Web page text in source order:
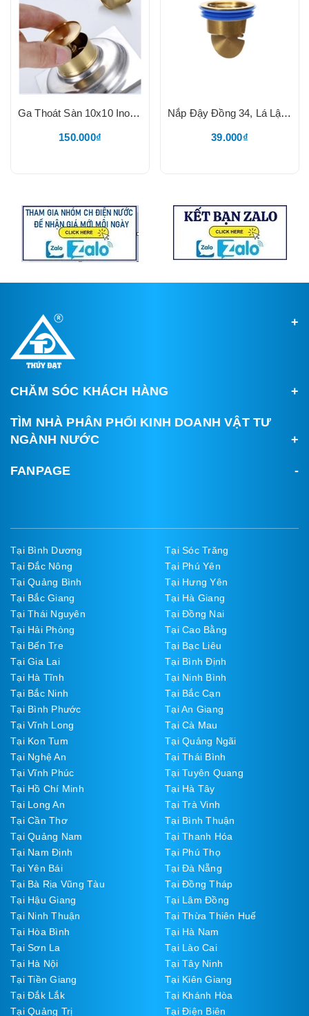
Ga Thoát Sàn 10x10 Inox 304 Bóng, Thoát Đồng Loxo, Mặt Quả Táo, Lắp Ống 49-90
150.000₫
Nắp Đậy Đồng 34, Lá Lật 1 Chiều, Đặt Ga Thoát Sàn, Chống Mùi Hôi, Chống Côn Trung, Lắp Vừa Lỗ Xả 34mm, TQ
39.000₫
CHĂM SÓC KHÁCH HÀNG
TÌM NHÀ PHÂN PHỐI KINH DOANH VẬT TƯ
NGÀNH NƯỚC
FANPAGE
Tại Bình Dương
Tại Sóc Trăng
Tại Đắc Nông
Tại Phú Yên
Tại Quảng Bình
Tại Hưng Yên
Tại Bắc Giang
Tại Hà Giang
Tại Thái Nguyên
Tại Đồng Nai
Tại Hải Phòng
Tại Cao Bằng
Tại Bến Tre
Tại Bạc Liêu
Tại Gia Lai
Tại Bình Định
Tại Hà Tĩnh
Tại Ninh Bình
Tại Bắc Ninh
Tại Bắc Cạn
Tại Bình Phước
Tại An Giang
Tại Vĩnh Long
Tại Cà Mau
Tại Kon Tum
Tại Quảng Ngãi
Tại Nghệ An
Tại Thái Bình
Tại Vĩnh Phúc
Tại Tuyên Quang
Tại Hồ Chí Minh
Tại Hà Tây
Tại Long An
Tại Trà Vinh
Tại Cần Thơ
Tại Bình Thuận
Tại Quảng Nam
Tại Thanh Hóa
Tại Nam Định
Tại Phú Thọ
Tại Yên Bái
Tại Đà Nẵng
Tại Bà Rịa Vũng Tàu
Tại Đồng Tháp
Tại Hậu Giang
Tại Lâm Đồng
Tại Ninh Thuận
Tại Thừa Thiên Huế
Tại Hòa Bình
Tại Hà Nam
Tại Sơn La
Tại Lào Cai
Tại Hà Nội
Tại Tây Ninh
Tại Tiền Giang
Tại Kiên Giang
Tại Đắk Lắk
Tại Khánh Hòa
Tại Quảng Trị
Tại Điện Biên